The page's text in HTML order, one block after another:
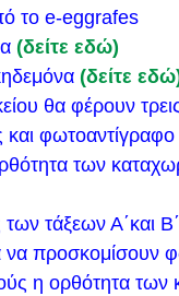
από δωρεές)
ΙΟΥΝΙΟΥ
ΕΞΕΤΑΣΕΩΝ
το e-eggrafes
(δείτε εδώ)
(δείτε
θα φέρουν
φωτοαντίγραφο
των
των τάξεων Α΄και
να προσκομίσουν
η ορθότητα